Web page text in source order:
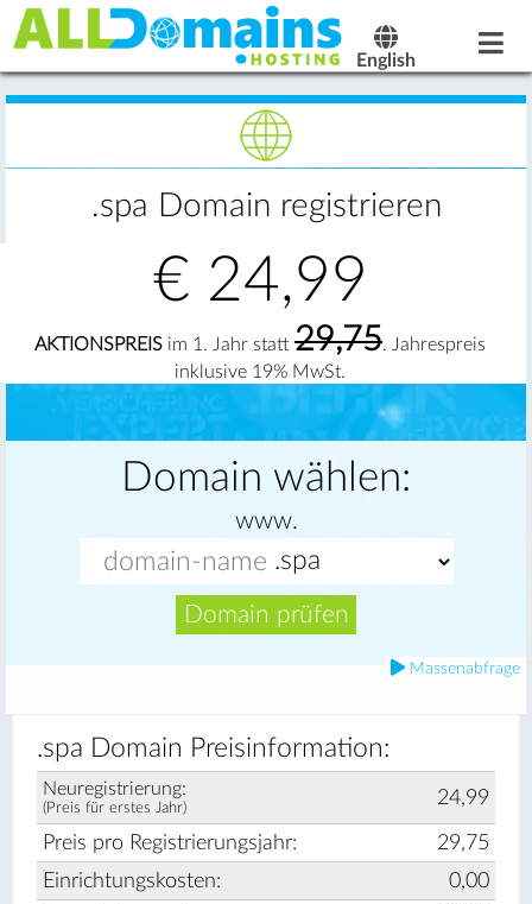
English
.spa Domain registrieren
€ 24,99
AKTIONSPREIS im 1. Jahr statt 29,75. Jahrespreis
inklusive 19% MwSt.
Domain wählen:
www.
Domain prüfen
Massenabfrage
.spa Domain Preisinformation:
Neuregistrierung:
(Preis für erstes Jahr) 24,99
Preis pro Registrierungsjahr:
29,75
Einrichtungskosten:
0,00